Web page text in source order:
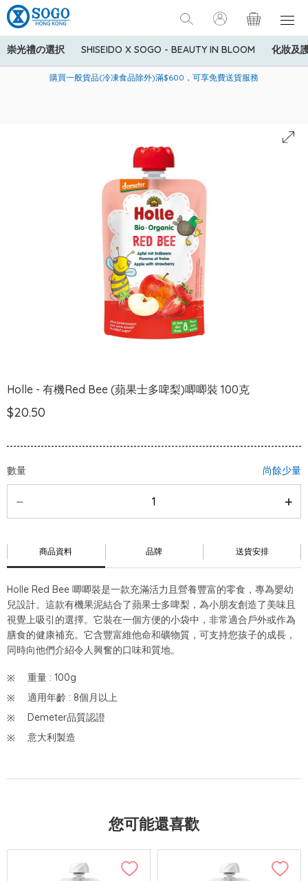
崇光禮の選択 SHISEIDO X SOGO - BEAUTY IN BLOOM 化妝及
美國運通Explorer®信用卡會員購物禮遇：高達5%簽賬回贈！
購買一般貨品(冷凍食品除外)滿$600，可享免費送貨服務
寄送中國內地服務只適用於指定商品，若訂單金額少於HK$600(折
Holle - 有機Red Bee (蘋果士多啤梨)唧唧裝 100克
$20.50
數量 尚餘少量
商品資料 品牌 送貨安排
Holle Red Bee 唧唧裝是一款充滿活力且營養豐富的零食，專為嬰幼
兒設計。這款有機果泥結合了蘋果士多啤梨，為小朋友創造了美味且
視覺上吸引的選擇。它裝在一個方便的小袋中，非常適合戶外或作為
膳食的健康補充。它含豐富維他命和礦物質，可支持您孩子的成長，
同時向他們介紹令人興奮的口味和質地。
重量 : 100g
適用年齡 : 8個月以上
Demeter品質認證
意大利製造
您可能還喜歡